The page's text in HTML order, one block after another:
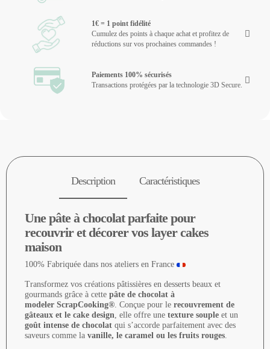
1€ = 1 point fidélité
Cumulez des points à chaque achat et profitez de
réductions sur vos prochaines commandes !
Paiements 100% sécurisés
Transactions protégées par la technologie 3D Secure.
Description Caractéristiques
Une pâte à chocolat parfaite pour
recouvrir et décorer vos layer cakes
maison
100% Fabriquée dans nos ateliers en France
Transformez vos créations pâtissières en desserts beaux et
gourmands grâce à cette pâte de chocolat à
modeler ScrapCooking® . Conçue pour le recouvrement de
gâteaux et le cake design , elle offre une texture souple et un
goût intense de chocolat qui s’accorde parfaitement avec des
saveurs comme la vanille, le caramel ou les fruits rouges